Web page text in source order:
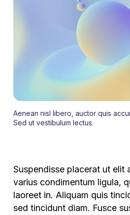
Aenean nisl libero, auctor quis
Sed ut vestibulum lectus.
Suspendisse placerat ut elit
varius condimentum ligula,
laoreet in. Aliquam quis
sed tincidunt diam. Fusce